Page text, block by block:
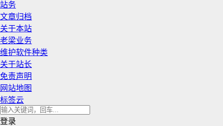
站务
文章归档
关于本站
老梁业务
维护软件种类
关于站长
免责声明
网站地图
标签云
登录